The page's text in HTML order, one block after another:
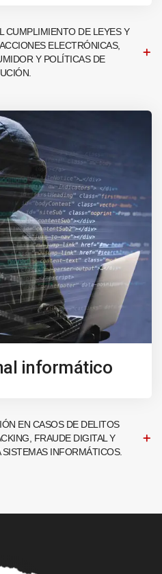
CUMPLIMIENTO DE LEYES Y
ELECTRÓNICAS,
Y POLÍTICAS DE
informático
EN CASOS DE DELITOS
FRAUDE DIGITAL Y
INFORMÁTICOS.